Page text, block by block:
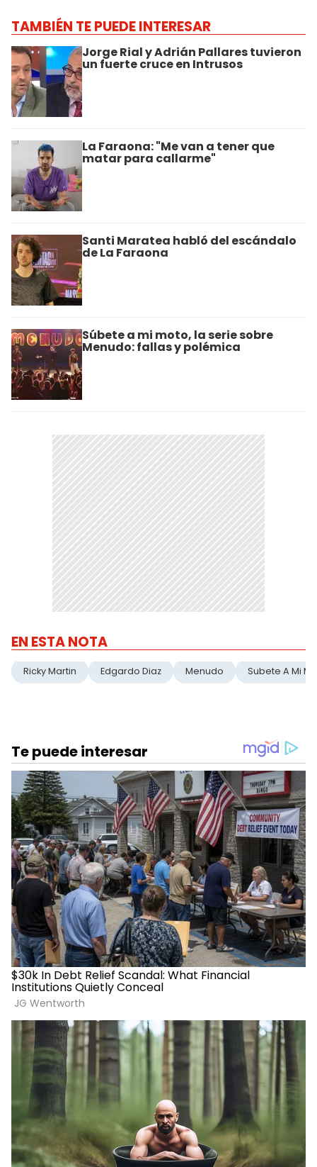
TAMBIÉN TE PUEDE INTERESAR
Jorge Rial y Adrián Pallares tuvieron
un fuerte cruce en Intrusos
La Faraona: "Me van a tener que
matar para callarme"
Santi Maratea habló del escándalo
de La Faraona
Súbete a mi moto, la serie sobre
Menudo: fallas y polémica
EN ESTA NOTA
Ricky Martin Edgardo Diaz Menudo Subete A Mi